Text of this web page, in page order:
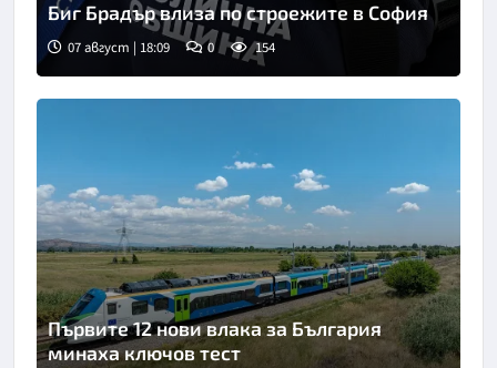
Снимка: БНТ
Биг Брадър влиза по строежите в София
07 август | 18:09 0 154
Първите 12 нови влака за България
минаха ключов тест